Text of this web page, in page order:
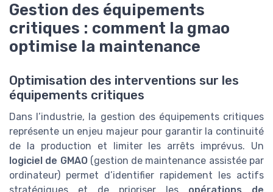
Gestion des équipements
critiques : comment la gmao
optimise la maintenance
Optimisation des interventions sur les
équipements critiques
Dans l’industrie, la gestion des équipements critiques
représente un enjeu majeur pour garantir la continuité
de la production et limiter les arrêts imprévus. Un
logiciel de GMAO(gestion de maintenance assistée par
ordinateur) permet d’identifier rapidement les actifs